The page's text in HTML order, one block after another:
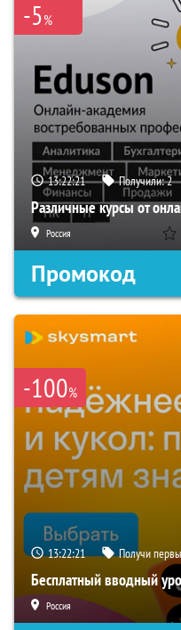
-5%
13:22:20 Получили:2
Различные курсы от
Россия
Промокод
-100%
13:22:20 Получи
Бесплатный вводный
Россия